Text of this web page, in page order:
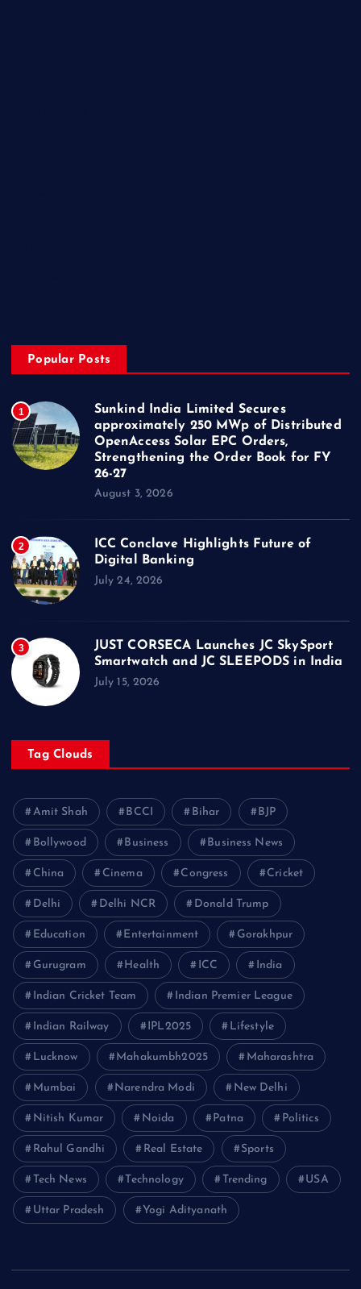
Popular Posts
1
Sunkind India Limited Secures
approximately 250 MWp of Distributed
OpenAccess Solar EPC Orders,
Strengthening the Order Book for FY
26-27
August 3, 2026
2
ICC Conclave Highlights Future of
Digital Banking
July 24, 2026
3
JUST CORSECA Launches JC SkySport
Smartwatch and JC SLEEPODS in India
July 15, 2026
Tag Clouds
Amit Shah BCCI Bihar BJP
Bollywood Business Business News
China Cinema Congress Cricket
Delhi Delhi NCR Donald Trump
Education Entertainment Gorakhpur
Gurugram Health ICC India
Indian Cricket Team Indian Premier League
Indian Railway IPL2025 Lifestyle
Lucknow Mahakumbh2025 Maharashtra
Mumbai Narendra Modi New Delhi
Nitish Kumar Noida Patna Politics
Rahul Gandhi Real Estate Sports
Tech News Technology Trending USA
Uttar Pradesh Yogi Adityanath